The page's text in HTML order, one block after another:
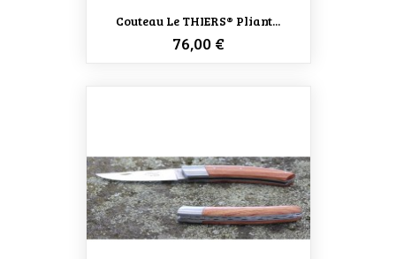
Couteau Le THIERS® Pliant...
Prix
76,00 €